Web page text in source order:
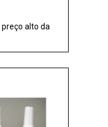
alto da